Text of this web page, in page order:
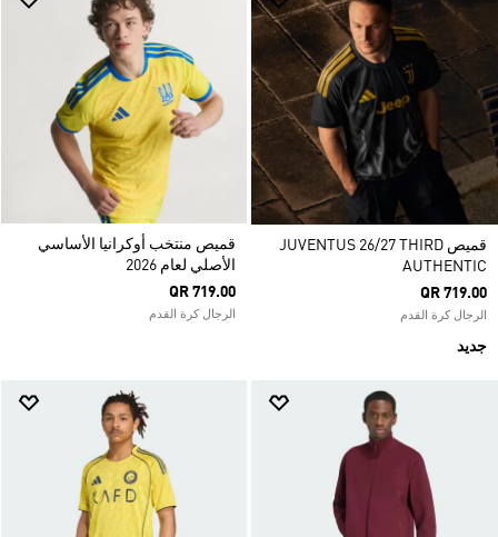
قميص JUVENTUS 26/27 THIRD
AUTHENTIC
QR 719.00
الرجال كرة القدم
جديد
قميص منتخب أوكرانيا الأساسي
الأصلي لعام 2026
QR 719.00
الرجال كرة القدم